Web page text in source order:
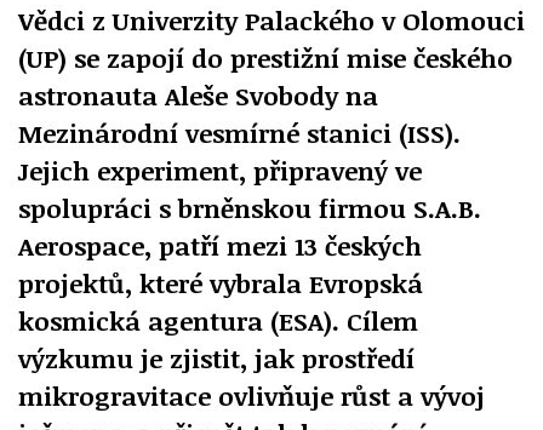
Vědci z Univerzity Palackého v Olomouci
(UP) se zapojí do prestižní mise českého
astronauta Aleše Svobody na
Mezinárodní vesmírné stanici (ISS).
Jejich experiment, připravený ve
spolupráci s brněnskou firmou S.A.B.
Aerospace, patří mezi 13 českých
projektů, které vybrala Evropská
kosmická agentura (ESA). Cílem
výzkumu je zjistit, jak prostředí
mikrogravitace ovlivňuje růst a vývoj